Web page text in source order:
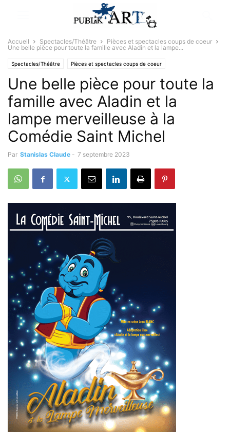
Accueil Spectacles/Théâtre
Pièces et spectacles coups de coeur
Une belle pièce pour toute la famille avec Aladin et la lampe...
Spectacles/Théâtre Pièces et spectacles coups de coeur
Une belle pièce pour toute la
famille avec Aladin et la
lampe merveilleuse à la
Comédie Saint Michel
Par Stanislas Claude - 7 septembre 2023